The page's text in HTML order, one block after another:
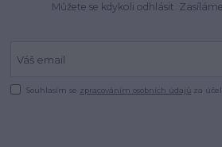
Můžete se kdykoli odhlásit.
Souhlasím se zpracováním osobních údajů za